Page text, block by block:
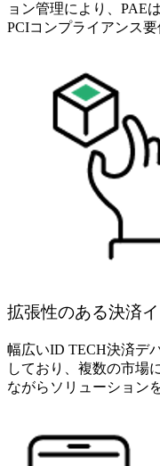
ョン管理により、PAE
PCIコンプライアンス
拡張性のある決済
幅広いID TECH決済デ
しており、複数の市場
ながらソリューション